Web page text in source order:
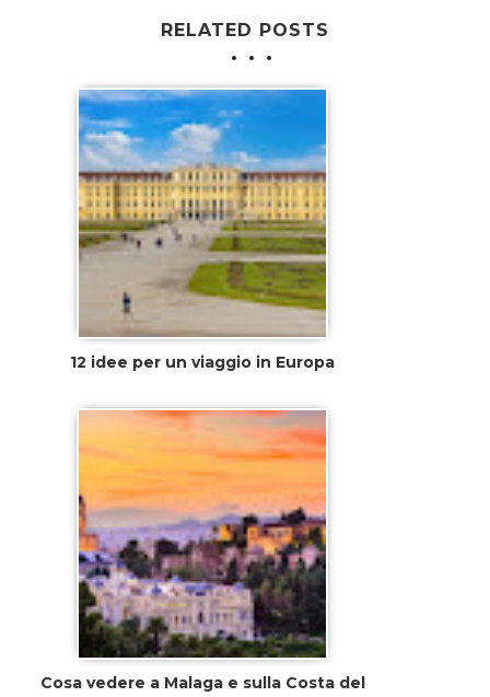
RELATED POSTS
12 idee per un viaggio in Europa
Cosa vedere a Malaga e sulla Costa del